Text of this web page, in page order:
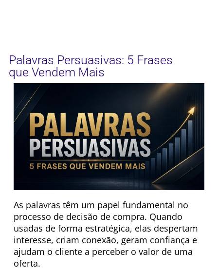
Palavras Persuasivas: 5 Frases
que Vendem Mais
As palavras têm um papel fundamental no
processo de decisão de compra. Quando
usadas de forma estratégica, elas despertam
interesse, criam conexão, geram confiança e
ajudam o cliente a perceber o valor de uma
oferta.